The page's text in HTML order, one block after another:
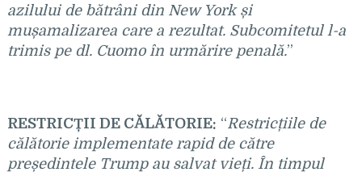
azilului de bătrâni din New York și
mușamalizarea care a rezultat. Subcomitetul l-a
trimis pe dl. Cuomo în urmărire penală.”
RESTRICȚII DE CĂLĂTORIE: “Restricțiile de
călătorie implementate rapid de către
președintele Trump au salvat vieți. În timpul